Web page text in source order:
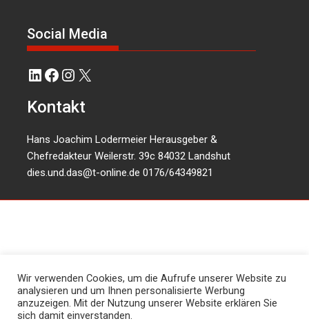
Social Media
LinkedIn
Facebook
Instagram
X
Kontakt
Hans Joachim Lodermeier Herausgeber &
Chefredakteur Weilerstr. 39c 84032 Landshut
dies.und.das@t-online.de 0176/64349821
Wir verwenden Cookies, um die Aufrufe unserer Website zu
analysieren und um Ihnen personalisierte Werbung
anzuzeigen. Mit der Nutzung unserer Website erklären Sie
sich damit einverstanden.